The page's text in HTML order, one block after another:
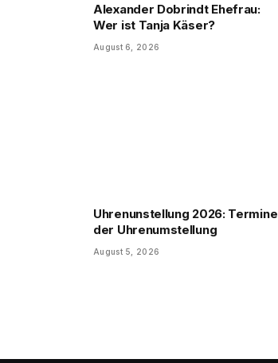
Alexander Dobrindt Ehefrau:
Wer ist Tanja Käser?
August 6, 2026
Uhrenunstellung 2026: Termine
der Uhrenumstellung
August 5, 2026